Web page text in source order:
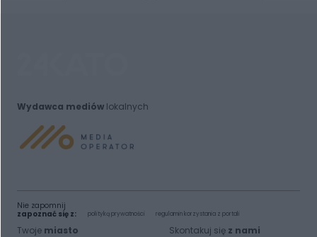
Wydawca mediówlokalnych
Nie zapomnij
zapoznać się z:
polityką prywatności regulamin korzystania z portali
Twoje miasto Skontakuj się z nami